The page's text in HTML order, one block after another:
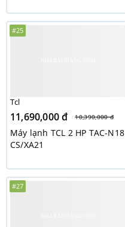
#25
Tcl
11,690,000 đ 10,390,000 đ
Máy lạnh TCL 2 HP TAC-N18
CS/XA21
#27